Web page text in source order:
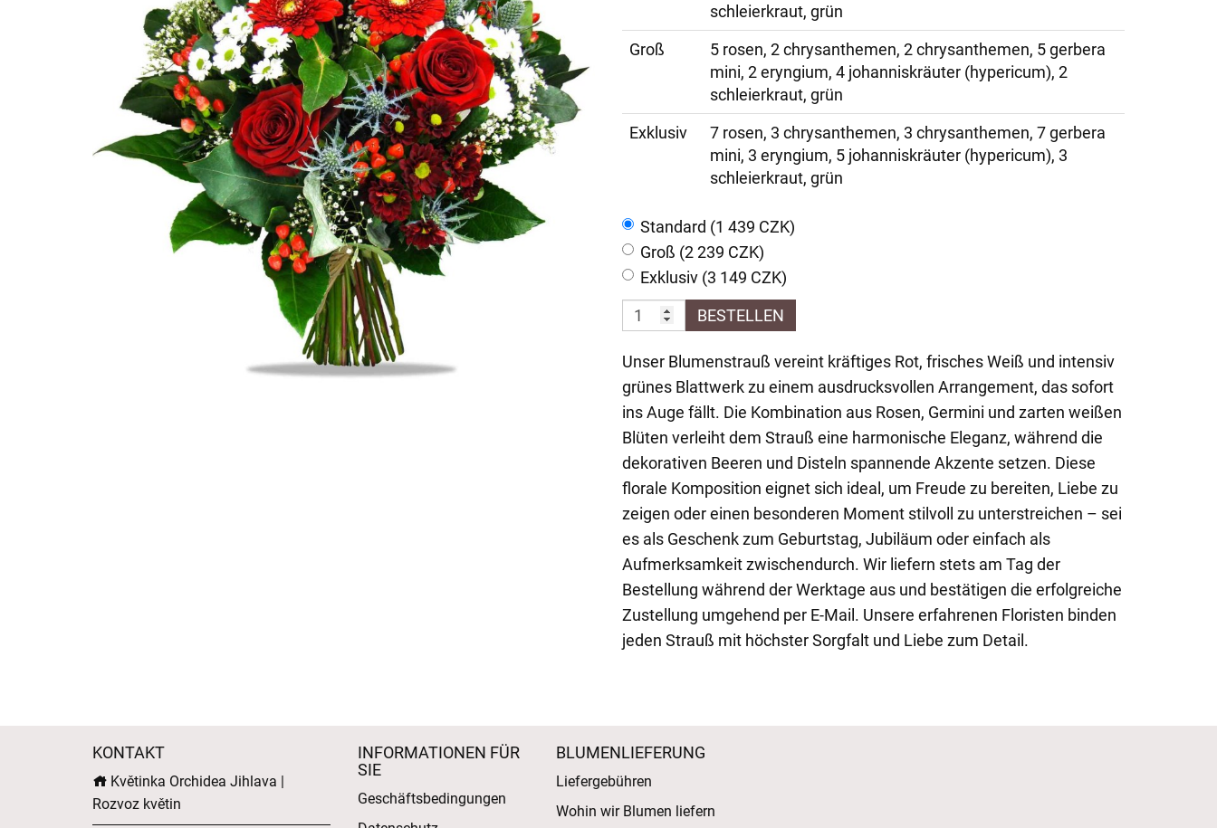
schleierkraut, grün
Groß
5 rosen, 2 chrysanthemen, 2 chrysanthemen, 5 gerbera
mini, 2 eryngium, 4 johanniskräuter (hypericum), 2
schleierkraut, grün
Exklusiv
7 rosen, 3 chrysanthemen, 3 chrysanthemen, 7 gerbera
mini, 3 eryngium, 5 johanniskräuter (hypericum), 3
schleierkraut, grün
Standard (1 439 CZK)
Groß (2 239 CZK)
Exklusiv (3 149 CZK)
BESTELLEN
Unser Blumenstrauß vereint kräftiges Rot, frisches Weiß und intensiv
grünes Blattwerk zu einem ausdrucksvollen Arrangement, das sofort
ins Auge fällt. Die Kombination aus Rosen, Germini und zarten weißen
Blüten verleiht dem Strauß eine harmonische Eleganz, während die
dekorativen Beeren und Disteln spannende Akzente setzen. Diese
florale Komposition eignet sich ideal, um Freude zu bereiten, Liebe zu
zeigen oder einen besonderen Moment stilvoll zu unterstreichen – sei
es als Geschenk zum Geburtstag, Jubiläum oder einfach als
Aufmerksamkeit zwischendurch. Wir liefern stets am Tag der
Bestellung während der Werktage aus und bestätigen die erfolgreiche
Zustellung umgehend per E-Mail. Unsere erfahrenen Floristen binden
jeden Strauß mit höchster Sorgfalt und Liebe zum Detail.
KONTAKT
Květinka Orchidea Jihlava |
Rozvoz květin
INFORMATIONEN FÜR
SIE
Geschäftsbedingungen
BLUMENLIEFERUNG
Liefergebühren
Wohin wir Blumen liefern